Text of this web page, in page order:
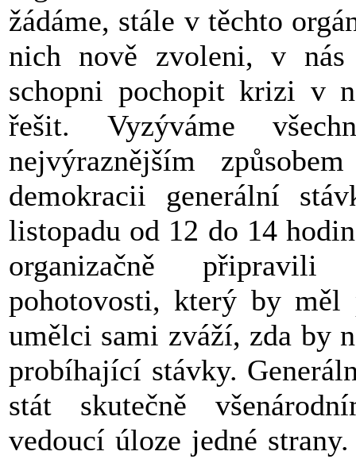
žádáme, stále v těchto
nich nově zvoleni, v nás
schopni pochopit krizi v
řešit. Vyzýváme
nejvýraznějším
demokracii generální
listopadu od 12 do 14
organizačně
pohotovosti, který by měl
umělci sami zváží, zda by
probíhající stávky.
stát skutečně
vedoucí úloze jedné